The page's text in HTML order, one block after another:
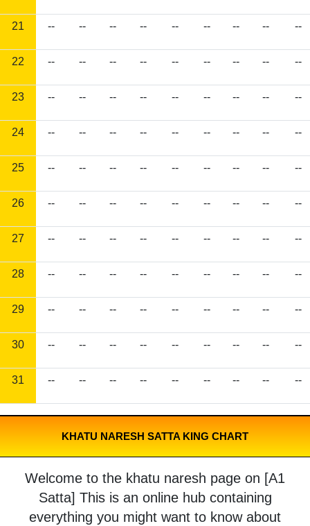
21 -- -- -- -- -- -- -- -- --
22 -- -- -- -- -- -- -- -- --
23 -- -- -- -- -- -- -- -- --
24 -- -- -- -- -- -- -- -- --
25 -- -- -- -- -- -- -- -- --
26 -- -- -- -- -- -- -- -- --
27 -- -- -- -- -- -- -- -- --
28 -- -- -- -- -- -- -- -- --
29 -- -- -- -- -- -- -- -- --
30 -- -- -- -- -- -- -- -- --
31 -- -- -- -- -- -- -- -- --
KHATU NARESH SATTA KING CHART
Welcome to the khatu naresh page on [A1
Satta] This is an online hub containing
everything you might want to know about